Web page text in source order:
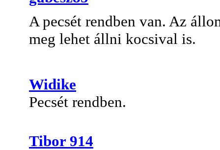
A pecsét rendben van. Az
meg lehet állni kocsival is.
Widike
Pecsét rendben.
Tibor 914